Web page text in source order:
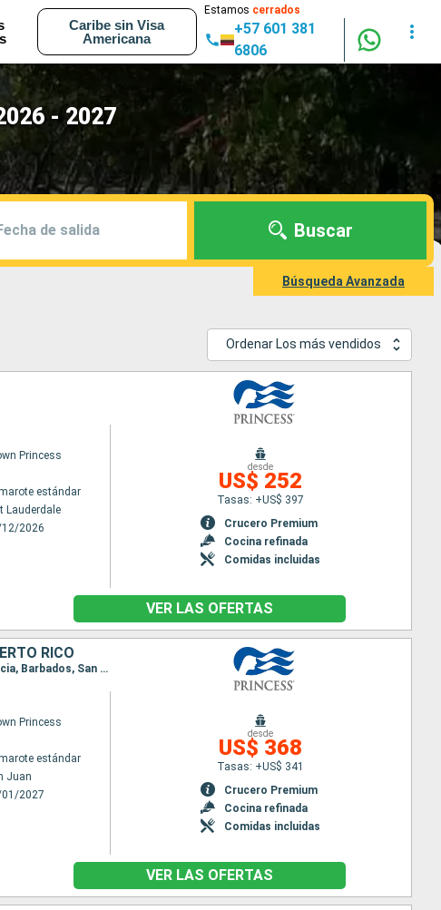
Caribe sin Visa
Americana
Estamos cerrados
+57 601 381
6806
- 2027
de salida Buscar
Búsqueda Avanzada
Ordenar Los más vendidos
Princess
estándar
Lauderdale
2026
desde
US$ 252
Tasas: +US$ 397
Crucero Premium
Cocina refinada
Comidas incluidas
VER LAS OFERTAS
RICO
Itinerario : San Juan, San Thomas, Saint Martin (Antilles Néerlandaises), Antigua, Santa Lucia, Barbados, San Juan
Princess
estándar
Juan
2027
desde
US$ 368
Tasas: +US$ 341
Crucero Premium
Cocina refinada
Comidas incluidas
VER LAS OFERTAS